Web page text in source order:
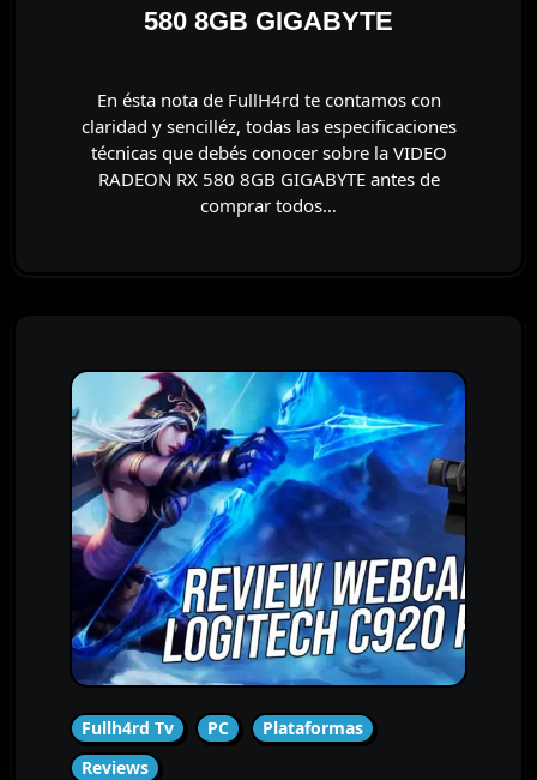
580 8GB GIGABYTE
En ésta nota de FullH4rd te contamos con
claridad y sencilléz, todas las especificaciones
técnicas que debés conocer sobre la VIDEO
RADEON RX 580 8GB GIGABYTE antes de
comprar todos…
Fullh4rd Tv PC
Plataformas
Reviews